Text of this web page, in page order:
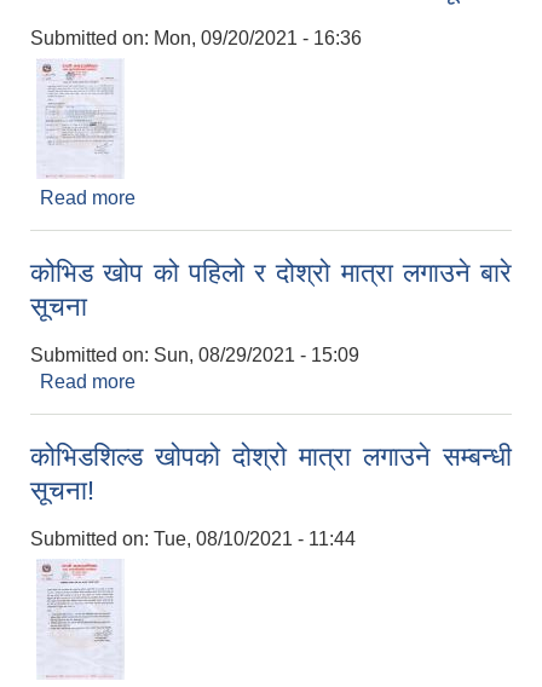
Submitted on: Mon, 09/20/2021 - 16:36
Read more
कोभिड खोप को पहिलो र दोश्रो मात्रा लगाउने बारे
सूचना
Submitted on: Sun, 08/29/2021 - 15:09
Read more
कोभिडशिल्ड खोपको दोश्रो मात्रा लगाउने सम्बन्धी
सूचना!
Submitted on: Tue, 08/10/2021 - 11:44